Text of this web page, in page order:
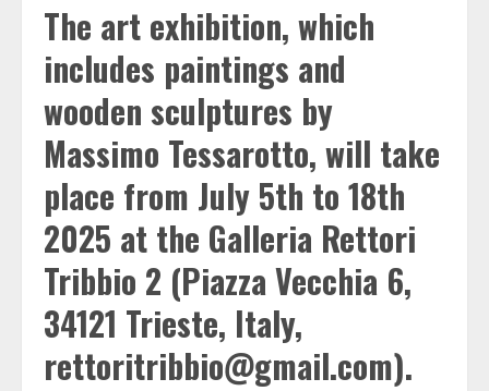
The art exhibition, which
includes paintings and
wooden sculptures by
Massimo Tessarotto, will take
place from July 5th to 18th
2025 at the Galleria Rettori
Tribbio 2 (Piazza Vecchia 6,
34121 Trieste, Italy,
rettoritribbio@gmail.com).